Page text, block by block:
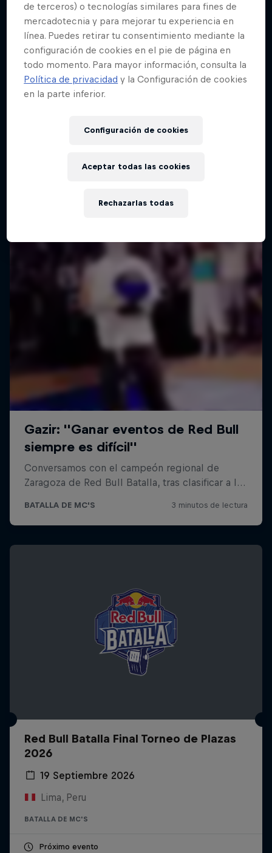
Red Bull Batalla Final Torneo de Plazas
2026
19 Septiembre 2026
Lima, Peru
BATALLA DE MC'S
Próximo evento
de terceros) o tecnologías similares para fines de
mercadotecnia y para mejorar tu experiencia en
línea. Puedes retirar tu consentimiento mediante la
configuración de cookies en el pie de página en
todo momento. Para mayor información, consulta la
Política de privacidad y la Configuración de cookies
en la parte inferior.
Configuración de cookies
Rechazarlas todas
Aceptar todas las cookies